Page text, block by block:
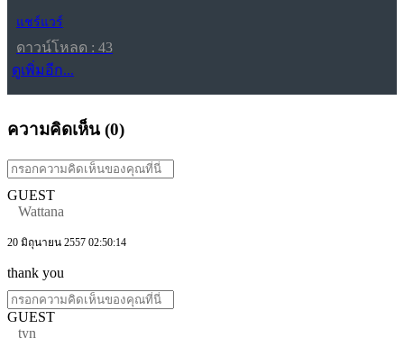
แชร์แวร์
ดาวน์โหลด : 43
ดูเพิ่มอีก...
ความคิดเห็น (0)
GUEST
Wattana
20 มิถุนายน 2557 02:50:14
thank you
GUEST
tyn